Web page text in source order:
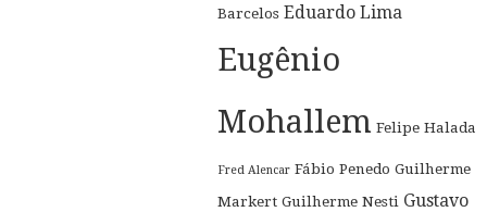
Barcelos Eduardo Lima
Eugênio
Mohallem Felipe Halada
Fred Alencar Fábio Penedo Guilherme
Markert Guilherme Nesti Gustavo